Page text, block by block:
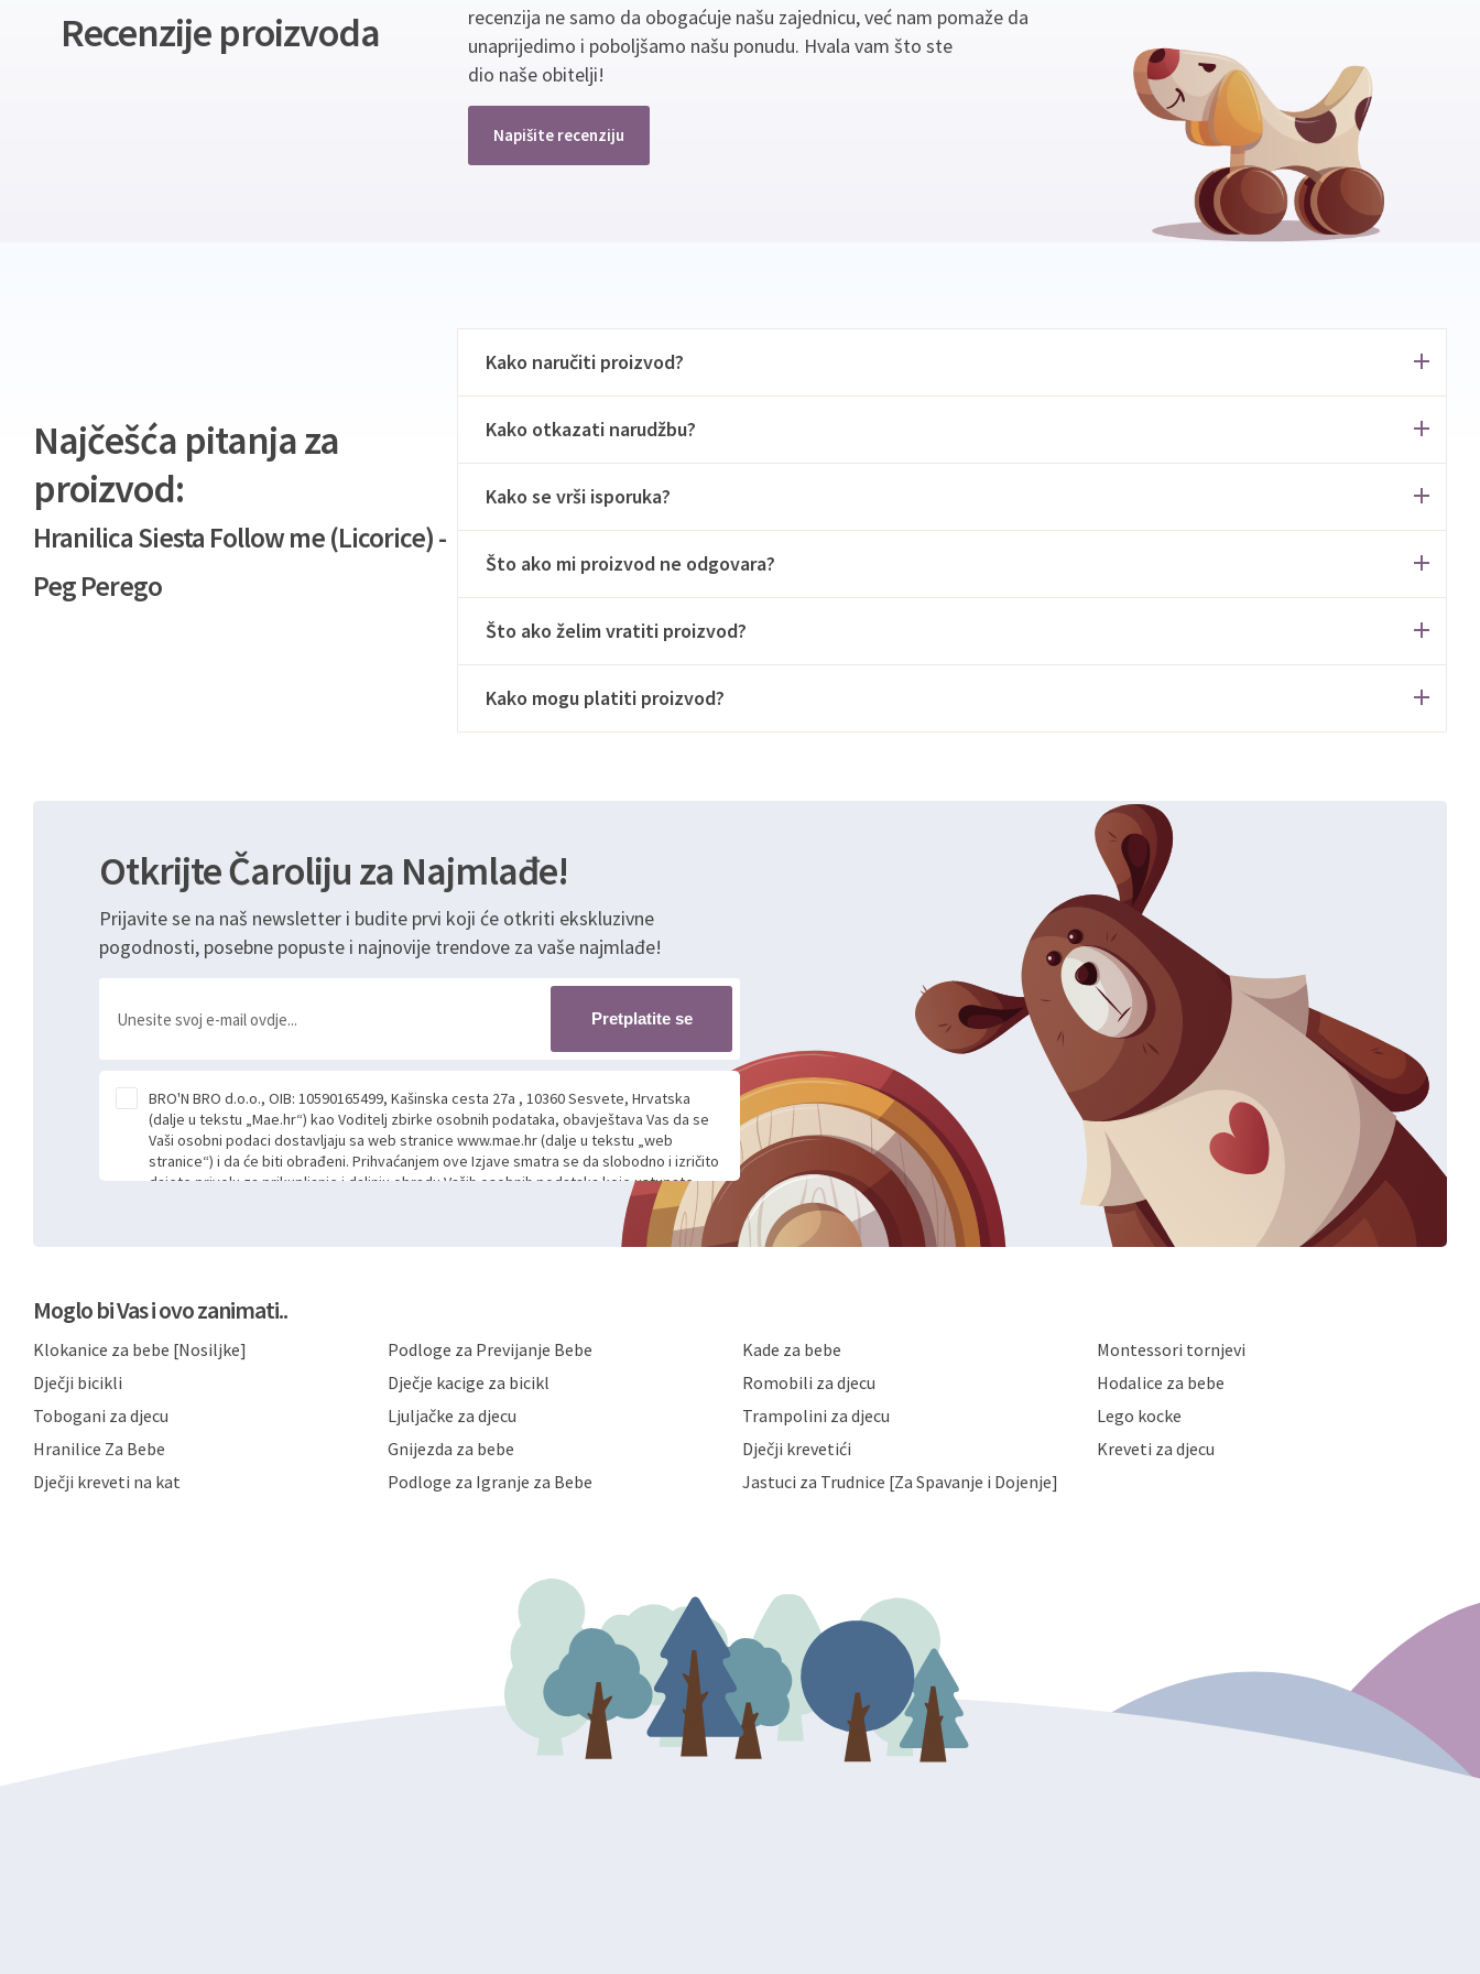
Recenzije proizvoda
recenzija ne samo da obogaćuje našu zajednicu, već nam pomaže da
unaprijedimo i poboljšamo našu ponudu. Hvala vam što ste
dio naše obitelji!
Napišite recenziju
Najčešća pitanja za
proizvod:
Hranilica Siesta Follow me (Licorice) -
Peg Perego
Kako naručiti proizvod?
Kako otkazati narudžbu?
Kako se vrši isporuka?
Što ako mi proizvod ne odgovara?
Što ako želim vratiti proizvod?
Kako mogu platiti proizvod?
Otkrijte Čaroliju za Najmlađe!
Prijavite se na naš newsletter i budite prvi koji će otkriti ekskluzivne
pogodnosti, posebne popuste i najnovije trendove za vaše najmlađe!
Pretplatite se
BRO'N BRO d.o.o., OIB: 10590165499, Kašinska cesta 27a , 10360 Sesvete, Hrvatska
(dalje u tekstu „Mae.hr“) kao Voditelj zbirke osobnih podataka, obavještava Vas da se
Vaši osobni podaci dostavljaju sa web stranice www.mae.hr (dalje u tekstu „web
stranice“) i da će biti obrađeni. Prihvaćanjem ove Izjave smatra se da slobodno i izričito
dajete privolu za prikupljanje i daljnju obradu Vaših osobnih podataka koje ustupate
Mae.hr putem ovih web stranica u svrhu odgovora i daljnje komunikacije na Vaš upit
poslan kroz kontakt obrazac. Radi se o dobrovoljnom davanju podataka te ovu Izjavu
niste dužni prihvatiti odnosno niste dužni unositi svoje osobne podatke u jednu od
možete pročitati ovdje, sukladno Politici privatnosti i kolačića koju možete pročitati
primjenu odgovarajućih tehničkih i sigurnosnih mjera zaštite osobnih podataka od
privatnost svojih korisnika i posjetitelja web stranica, čuva povjerljivost Vaših osobnih
podataka te omogućava pristup i priopćavanje osobnih podataka samo onim svojim
trećim osobama samo u slučajevima koji su dozvoljeni zakonima. Napominjemo da
možete u svako doba, u potpunosti ili djelomice, bez naknade i objašnjenja odustati od
dane privole i zatražiti prestanak aktivnosti obrade Vaših osobnih podataka. Opoziv
Moglo bi Vas i ovo zanimati..
Klokanice za bebe [Nosiljke] Podloge za Previjanje Bebe Kade za bebe
Montessori tornjevi
Dječji bicikli
Dječje kacige za bicikl Romobili za djecu
Hodalice za bebe
Tobogani za djecu
Ljuljačke za djecu Trampolini za djecu
Lego kocke
Hranilice Za Bebe
Gnijezda za bebe Dječji krevetići
Kreveti za djecu
Dječji kreveti na kat
Podloge za Igranje za Bebe Jastuci za Trudnice [Za Spavanje i Dojenje]